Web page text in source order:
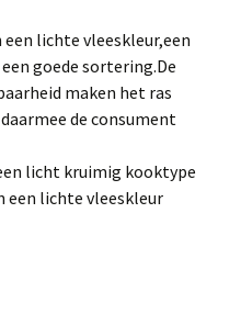
lichte vleeskleur,een
goede sortering.De
maken het ras
de consument
licht kruimig kooktype
een lichte vleeskleur